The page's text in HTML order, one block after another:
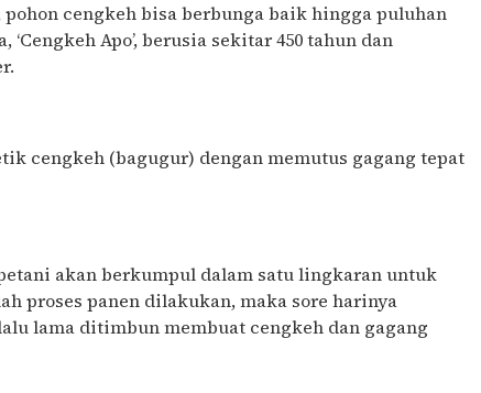
cengkeh bisa berbunga baik hingga puluhan
Apo’, berusia sekitar 450 tahun dan
cengkeh (bagugur) dengan memutus gagang tepat
akan berkumpul dalam satu lingkaran untuk
proses panen dilakukan, maka sore harinya
lama ditimbun membuat cengkeh dan gagang